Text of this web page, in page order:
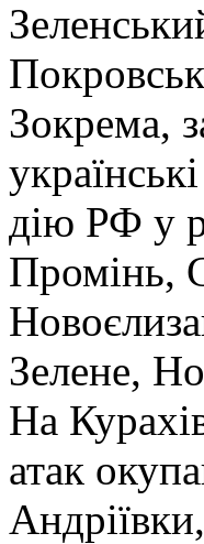
Зокрема,
дію РФ у
Промінь,
Зелене,
На
атак